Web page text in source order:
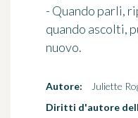
- Quando parli,
quando ascolti,
nuovo.
Autore:
Juliette
Diritti d'autore